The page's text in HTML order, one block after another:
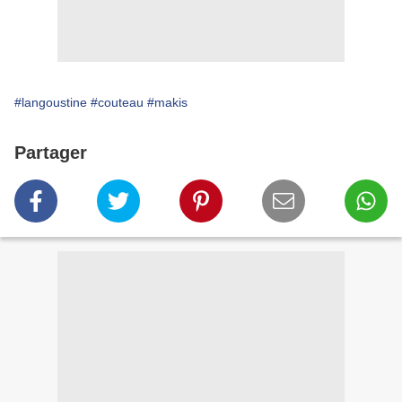
#langoustine #couteau #makis
Partager